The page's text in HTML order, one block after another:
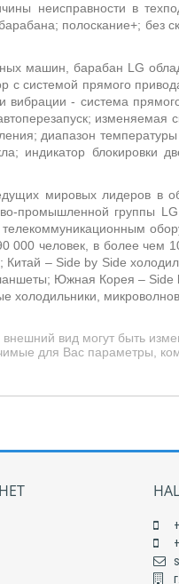
неисправности в
полоскание+; без
машин, барабан LG
с системой прямого
- система
изменяемая
диапазон
индикатор блокировки
мировых лидеров в
промышленной группы
000 человек, в более чем
Китай – Side by Side
Южная Корея – Side
холодильники,
вид могут быть
для Вас параметры,